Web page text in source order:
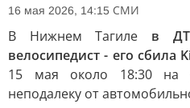
16 мая 2026, 14:15 СМИ
В Нижнем Тагиле в
велосипедист - его сбила
15 мая около 18:30 на
неподалеку от